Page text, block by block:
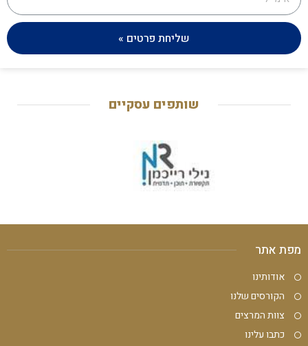
שליחת פרטים »
שותפים עסקיים
מפת אתר
אודותינו
הקורסים שלנו
צוות המרצים
כתבו עלינו